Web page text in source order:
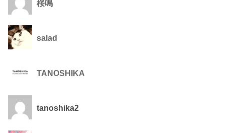
桜鳴
salad
TANOSHIKA
tanoshika2